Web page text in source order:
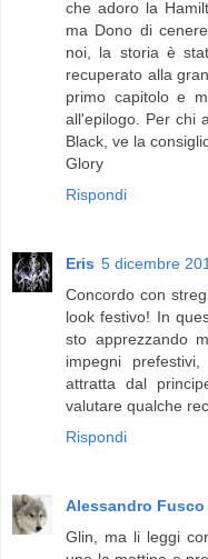
che adoro la
ma Dono di
noi, la storia è
recuperato alla
primo capitolo e
all'epilogo. Per chi
Black, ve la
Glory
Rispondi
Eris 5 dicembre
Concordo con
look festivo! In
sto apprezzando
impegni
attratta dal
valutare qualche
Rispondi
Alessandro Fusco
Glin, ma li leggi